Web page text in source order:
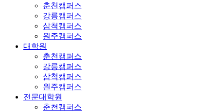
춘천캠퍼스
강릉캠퍼스
삼척캠퍼스
원주캠퍼스
대학원
춘천캠퍼스
강릉캠퍼스
삼척캠퍼스
원주캠퍼스
전문대학원
춘천캠퍼스